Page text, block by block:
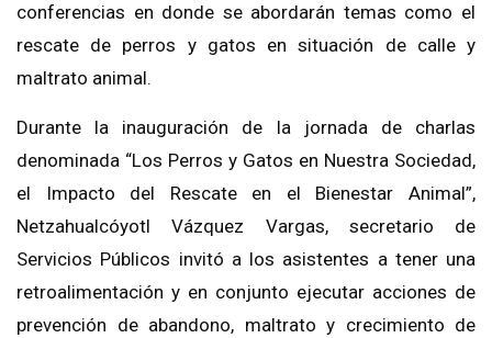
conferencias en donde se abordarán temas como el
rescate de perros y gatos en situación de calle y
maltrato animal.
Durante la inauguración de la jornada de charlas
denominada “Los Perros y Gatos en Nuestra Sociedad,
el Impacto del Rescate en el Bienestar Animal”,
Netzahualcóyotl Vázquez Vargas, secretario de
Servicios Públicos invitó a los asistentes a tener una
retroalimentación y en conjunto ejecutar acciones de
prevención de abandono, maltrato y crecimiento de